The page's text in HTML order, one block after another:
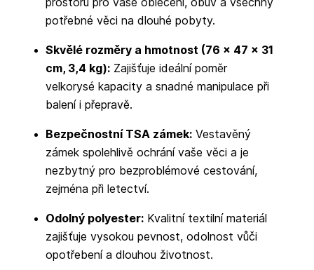
potřebné věci na dlouhé pobyty.
Skvělé rozměry a hmotnost (76 x 47 x 31
cm, 3,4 kg):Zajišťuje ideální poměr
velkorysé kapacity a snadné manipulace při
balení i přepravě.
Bezpečnostní TSA zámek:Vestavěný
zámek spolehlivě ochrání vaše věci a je
nezbytný pro bezproblémové cestování,
zejména při letectví.
Odolný polyester:Kvalitní textilní materiál
zajišťuje vysokou pevnost, odolnost vůči
opotřebení a dlouhou životnost.